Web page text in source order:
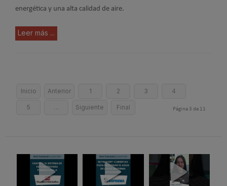
energética y una alta calidad de aire.
Leer más ...
Inicio Anterior 1 2 3 4
5 … Siguiente Final Página 3 de 11